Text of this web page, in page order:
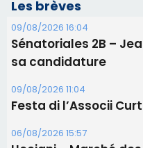
Sénatoriales 2B –
sa candidature
09/08/2026 11:04
Festa di l’Associi
06/08/2026 15:57
Ucciani – Marché
11 août